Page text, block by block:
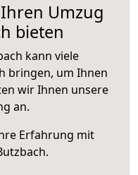
Umzug
bieten
kann viele
bringen, um Ihnen
wir Ihnen unsere
an.
Erfahrung mit
.